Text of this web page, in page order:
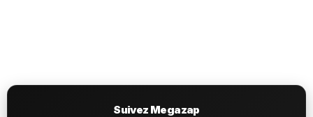
Suivez Megazap